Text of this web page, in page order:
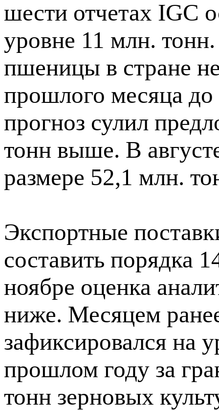
шести отчетах IGC
уровне 11 млн.
пшеницы в стране
прошлого месяца
прогноз сулил
тонн выше. В
размере 52,1 млн.
Экспортные
составить порядка
ноябре оценка
ниже. Месяцем
зафиксировался на
прошлом году за
тонн зерновых